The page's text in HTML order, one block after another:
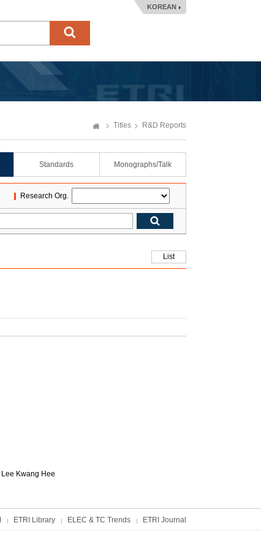
KOREAN
Titles R&D Reports
Standards Monographs/Talk
Research Org.
List
Lee Kwang Hee
ETRI Library ELEC & TC Trends ETRI Journal